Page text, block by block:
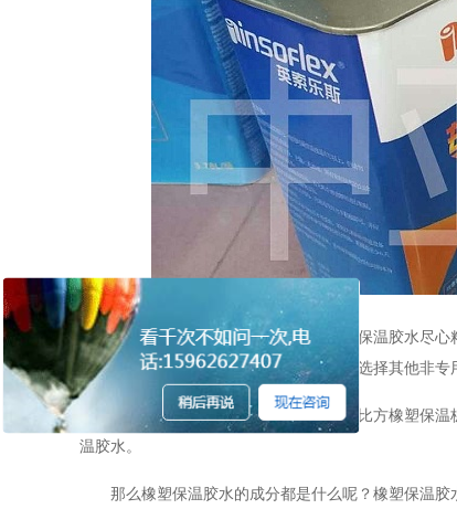
橡塑保温胶水建议是使用专用的橡塑保温胶水尽
可以粘贴地更牢固，使用寿命更长。假如选择其他非
什么地方需要用到橡塑保温胶水呢？比方橡塑保
温胶水。
那么橡塑保温胶水的成分都是什么呢？橡塑保温